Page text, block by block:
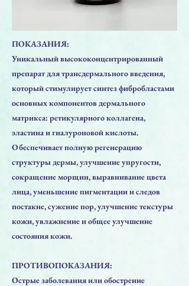
ПОКАЗАНИЯ:
Уникальный высококонцентрированный
препарат для трансдермального введения,
который стимулирует синтез фибробластами
основных компонентов дермального
матрикса: ретикулярного коллагена,
эластина и гиалуроновой кислоты.
Обеспечивает полную регенерацию
структуры дермы, улучшение упругости,
сокращение морщин, выравнивание цвета
лица, уменьшение пигментации и следов
постакне, сужение пор, улучшение текстуры
кожи, увлажнение и общее улучшение
состояния кожи.
ПРОТИВОПОКАЗАНИЯ:
Острые заболевания или обострение